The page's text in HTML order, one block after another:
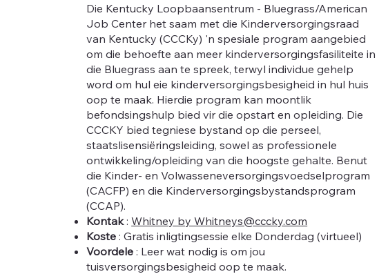
Die Kentucky Loopbaansentrum - Bluegrass/American
Job Center het saam met die Kinderversorgingsraad
van Kentucky (CCCKy) 'n spesiale program aangebied
om die behoefte aan meer kinderversorgingsfasiliteite in
die Bluegrass aan te spreek, terwyl individue gehelp
word om hul eie kinderversorgingsbesigheid in hul huis
oop te maak. Hierdie program kan moontlik
befondsingshulp bied vir die opstart en opleiding. Die
CCCKY bied tegniese bystand op die perseel,
staatslisensiëringsleiding, sowel as professionele
ontwikkeling/opleiding van die hoogste gehalte. Benut
die Kinder- en Volwasseneversorgingsvoedselprogram
(CACFP) en die Kinderversorgingsbystandsprogram
(CCAP).
Kontak:Whitney by Whitneys@cccky.com
Koste : Gratis inligtingsessie elke Donderdag (virtueel)
Voordele : Leer wat nodig is om jou
tuisversorgingsbesigheid oop te maak.